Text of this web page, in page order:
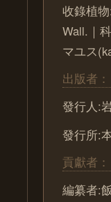
收錄植
Wall.｜
マユス
出版者：
發行人:
發行所:
貢獻者：
編纂者: